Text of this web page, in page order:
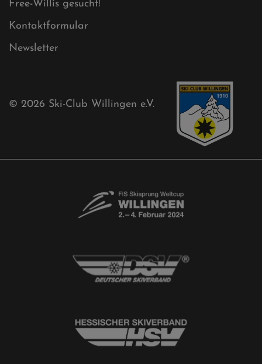
Mühlenkopfschanze
Sponsoren
Free-Willis gesucht!
Ski-Club Willingen e.V.